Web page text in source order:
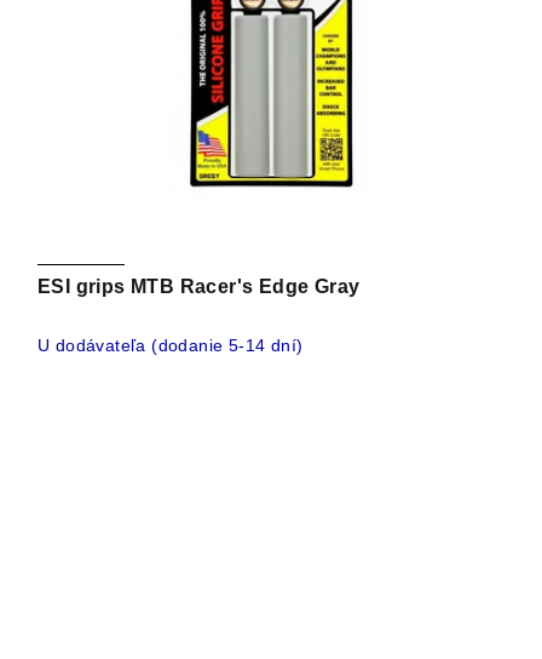
ESI grips MTB Racer's Edge Gray
U dodávateľa (dodanie 5-14 dní)